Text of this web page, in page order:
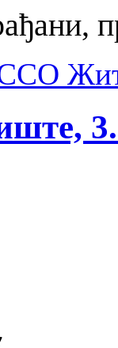
3.